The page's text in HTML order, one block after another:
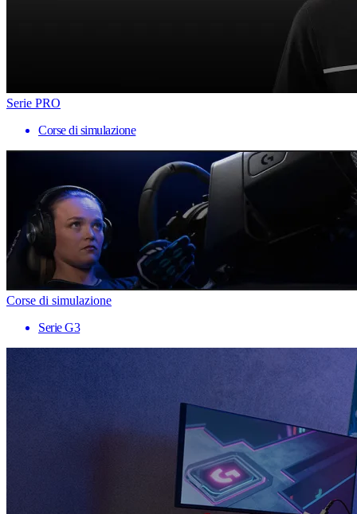
Serie PRO
Corse di simulazione
Corse di simulazione
Serie G3